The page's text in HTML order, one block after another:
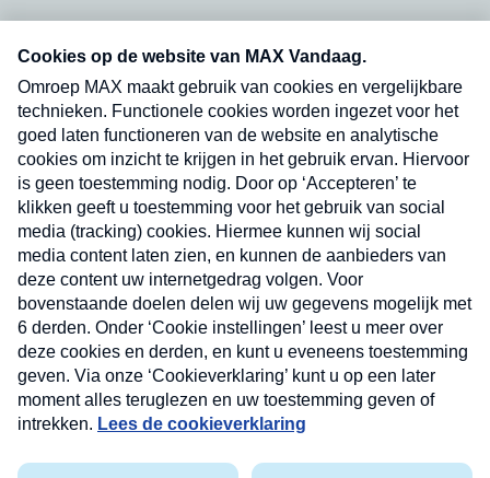
nieuwsbrief. Elke vrijdag- en dinsdagochtend in
uw mailbox.
Verzend
Nieuwsbrief
Neem hier een gratis abonnement op onze
nieuwsbrief. Elke vrijdag- en dinsdagochtend in uw